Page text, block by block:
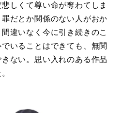
しくて尊い命が奪わてしま
だとか関係のない人がおか
違いなく今に引き続きのこ
いることはできても、無関
ない。思い入れのある作品